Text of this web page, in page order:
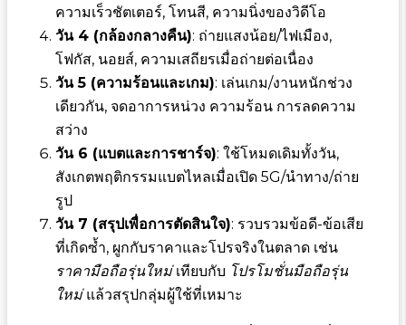
ความเร็วชัตเตอร์, โทนสี, ความนิ่งของวิดีโอ
วัน 4 (กล้องกลางคืน): ถ่ายแสงน้อย/ไฟเมือง,
โฟกัส, นอยส์, ความเสถียรเมื่อถ่ายต่อเนื่อง
วัน 5 (ความร้อนและเกม): เล่นเกม/งานหนักช่วง
เดียวกัน, จดอาการหน่วง ความร้อน การลดความ
สว่าง
วัน 6 (แบตและการชาร์จ): ใช้โหมดเดิมทั้งวัน,
สังเกตพฤติกรรมแบตไหลเมื่อเปิด 5G/นำทาง/ถ่าย
รูป
วัน 7 (สรุปเพื่อการตัดสินใจ): รวบรวมข้อดี-ข้อเสีย
ที่เกิดซ้ำ, ผูกกับราคาและโปรจริงในตลาด เช่น
ราคามือถือรุ่นใหม่เทียบกับ โปรโมชั่นมือถือรุ่น
ใหม่แล้วสรุปกลุ่มผู้ใช้ที่เหมาะ